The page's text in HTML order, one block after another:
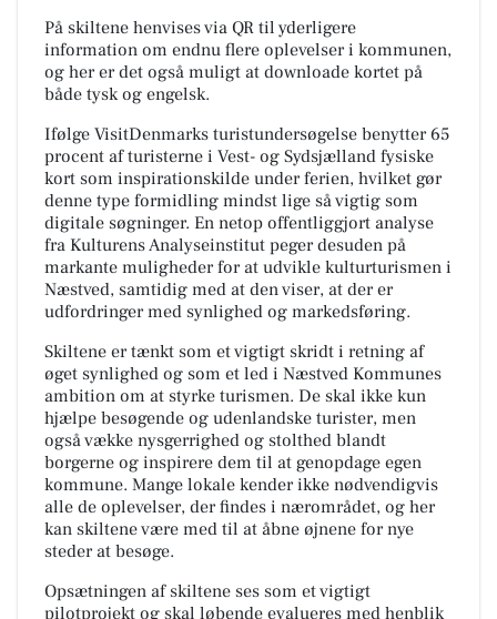
På skiltene henvises via QR til yderligere
information om endnu flere oplevelser i kommunen,
og her er det også muligt at downloade kortet på
både tysk og engelsk.
Ifølge VisitDenmarks turistundersøgelse benytter 65
procent af turisterne i Vest- og Sydsjælland fysiske
kort som inspirationskilde under ferien, hvilket gør
denne type formidling mindst lige så vigtig som
digitale søgninger. En netop offentliggjort analyse
fra Kulturens Analyseinstitut peger desuden på
markante muligheder for at udvikle kulturturismen i
Næstved, samtidig med at den viser, at der er
udfordringer med synlighed og markedsføring.
Skiltene er tænkt som et vigtigt skridt i retning af
øget synlighed og som et led i Næstved Kommunes
ambition om at styrke turismen. De skal ikke kun
hjælpe besøgende og udenlandske turister, men
også vække nysgerrighed og stolthed blandt
borgerne og inspirere dem til at genopdage egen
kommune. Mange lokale kender ikke nødvendigvis
alle de oplevelser, der findes i nærområdet, og her
kan skiltene være med til at åbne øjnene for nye
steder at besøge.
Opsætningen af skiltene ses som et vigtigt
pilotprojekt og skal løbende evalueres med henblik